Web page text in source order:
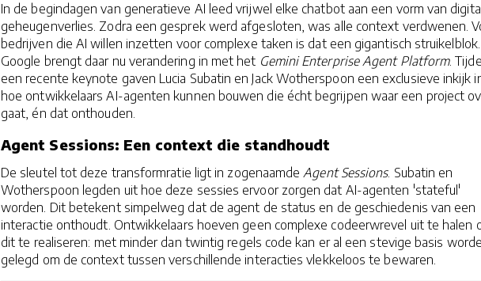
In de begindagen van generatieve AI leed vrijwel elke chatbot aan een vorm van
geheugenverlies. Zodra een gesprek werd afgesloten, was alle context verdwenen.
bedrijven die AI willen inzetten voor complexe taken is dat een gigantisch struikelblok.
Google brengt daar nu verandering in met het Gemini Enterprise Agent Platform.
een recente keynote gaven Lucia Subatin en Jack Wotherspoon een exclusieve inkijk
hoe ontwikkelaars AI-agenten kunnen bouwen die écht begrijpen waar een project
gaat, én dat onthouden.
Agent Sessions: Een context die standhoudt
De sleutel tot deze transformratie ligt in zogenaamdeAgent Sessions. Subatin en
Wotherspoon legden uit hoe deze sessies ervoor zorgen dat AI-agenten 'stateful'
worden. Dit betekent simpelweg dat de agent de status en de geschiedenis van een
interactie onthoudt. Ontwikkelaars hoeven geen complexe codeerwrevel uit te halen
dit te realiseren: met minder dan twintig regels code kan er al een stevige basis
gelegd om de context tussen verschillende interacties vlekkeloos te bewaren.